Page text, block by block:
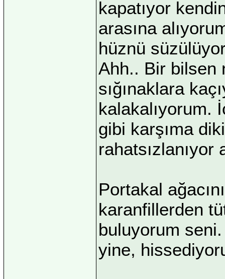
kapatıyor
arasına
hüznü
Ahh.. Bir bilsen
sığınaklara
kalakalıyorum.
gibi karşıma
rahatsızlanıyor
Portakal
karanfillerden
buluyorum
yine,